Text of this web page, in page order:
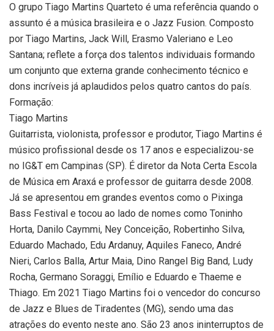
O grupo Tiago Martins Quarteto é uma referência quando o
assunto é a música brasileira e o Jazz Fusion. Composto
por Tiago Martins, Jack Will, Erasmo Valeriano e Leo
Santana; reflete a força dos talentos individuais formando
um conjunto que externa grande conhecimento técnico e
dons incríveis já aplaudidos pelos quatro cantos do país.
Formação:
Tiago Martins
Guitarrista, violonista, professor e produtor, Tiago Martins é
músico profissional desde os 17 anos e especializou-se
no IG&T em Campinas (SP). É diretor da Nota Certa Escola
de Música em Araxá e professor de guitarra desde 2008.
Já se apresentou em grandes eventos como o Pixinga
Bass Festival e tocou ao lado de nomes como Toninho
Horta, Danilo Caymmi, Ney Conceição, Robertinho Silva,
Eduardo Machado, Edu Ardanuy, Aquiles Faneco, André
Nieri, Carlos Balla, Artur Maia, Dino Rangel Big Band, Ludy
Rocha, Germano Soraggi, Emílio e Eduardo e Thaeme e
Thiago. Em 2021 Tiago Martins foi o vencedor do concurso
de Jazz e Blues de Tiradentes (MG), sendo uma das
atrações do evento neste ano. São 23 anos ininterruptos de